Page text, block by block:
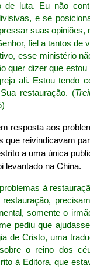
luta. Eu não
e se
suas
fiel a tantos
esse ministério
quer dizer que
ali. Estou tendo
restauração. (
resposta aos
que reivindicavam
a uma única
levantado na China.
à
somente o
pediu que
de Cristo, uma
o reino dos
à Editora, que